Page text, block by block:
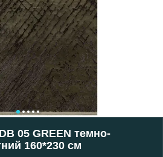
05 GREEN темно-
160*230 см